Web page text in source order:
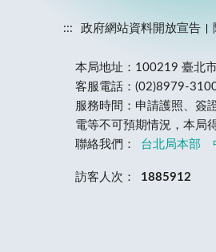
::: 政府網站資料開放宣告
本局地址：100219 臺北
客服電話：(02)8979-
服務時間：申請護照、簽
電等不可預期情況，本局
聯絡我們：
台北局本部
訪客人次： 1885912